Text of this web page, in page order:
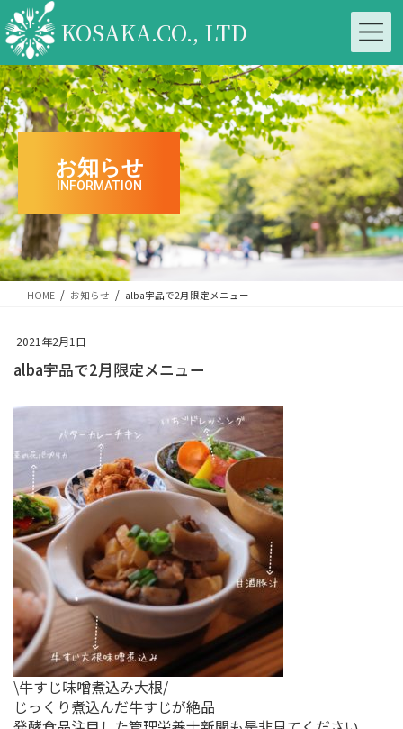
ン
テ
ツ
へ
ス
キ
ッ
プ
ビ
ゲ
シ
ョ
ン
に
移
動
KOSAKA.CO., LTD
お知らせ
INFORMATION
HOME お知らせ alba宇品で2月限定メニュー
2021年2月1日
alba宇品で2月限定メニュー
\牛すじ味噌煮込み大根/
じっくり煮込んだ牛すじが絶品